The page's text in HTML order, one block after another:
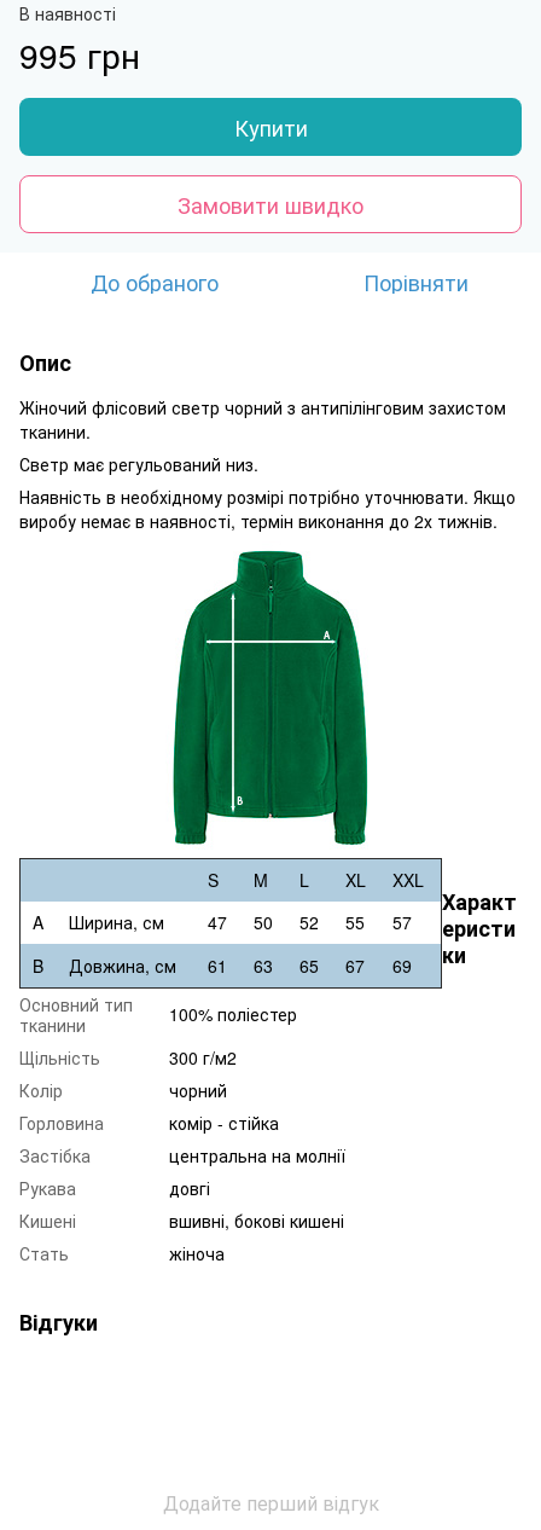
В наявності
995 грн
Купити
Замовити швидко
До обраного Порівняти
Опис
Жіночий флісовий светр чорний з антипілінговим захистом
тканини.
Светр має регульований низ.
Наявність в необхідному розмірі потрібно уточнювати. Якщо
виробу немає в наявності, термін виконання до 2х тижнів.
S M L XL
XXL
A
Ширина, см 47 50 52 55
57
B
Довжина, см 61 63 65 67 69
Характ
еристи
ки
Основний тип
тканини
100% поліестер
Щільність
300 г/м2
Колір
чорний
Горловина
комір - стійка
Застібка
центральна на молнії
Рукава
довгі
Кишені
вшивні, бокові кишені
Стать
жіноча
Відгуки
Додайте перший відгук